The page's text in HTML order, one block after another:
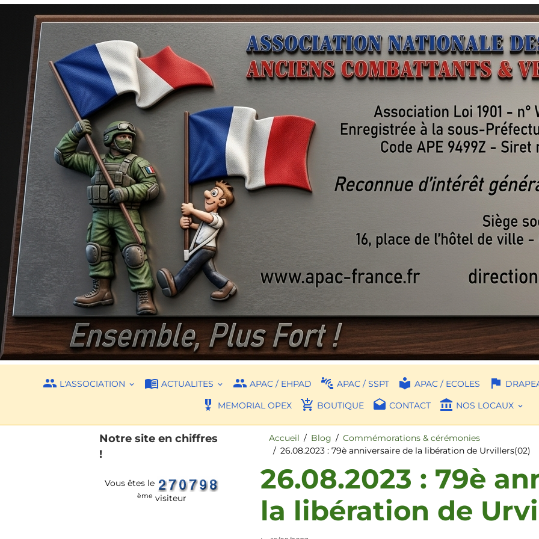
L'ASSOCIATION ACTUALITES APAC / EHPAD APAC / SSPT APAC / ECOLES
MEMORIAL OPEX
BOUTIQUE CONTACT NOS LOCAUX
Accueil Blog
Commémorations & cérémonies
26.08.2023 : 79è anniversaire de la libération de Urvillers(02)
26.08.2023 : 79è
la libération de
Notre site en chiffres
!
Vous êtes le
ème visiteur